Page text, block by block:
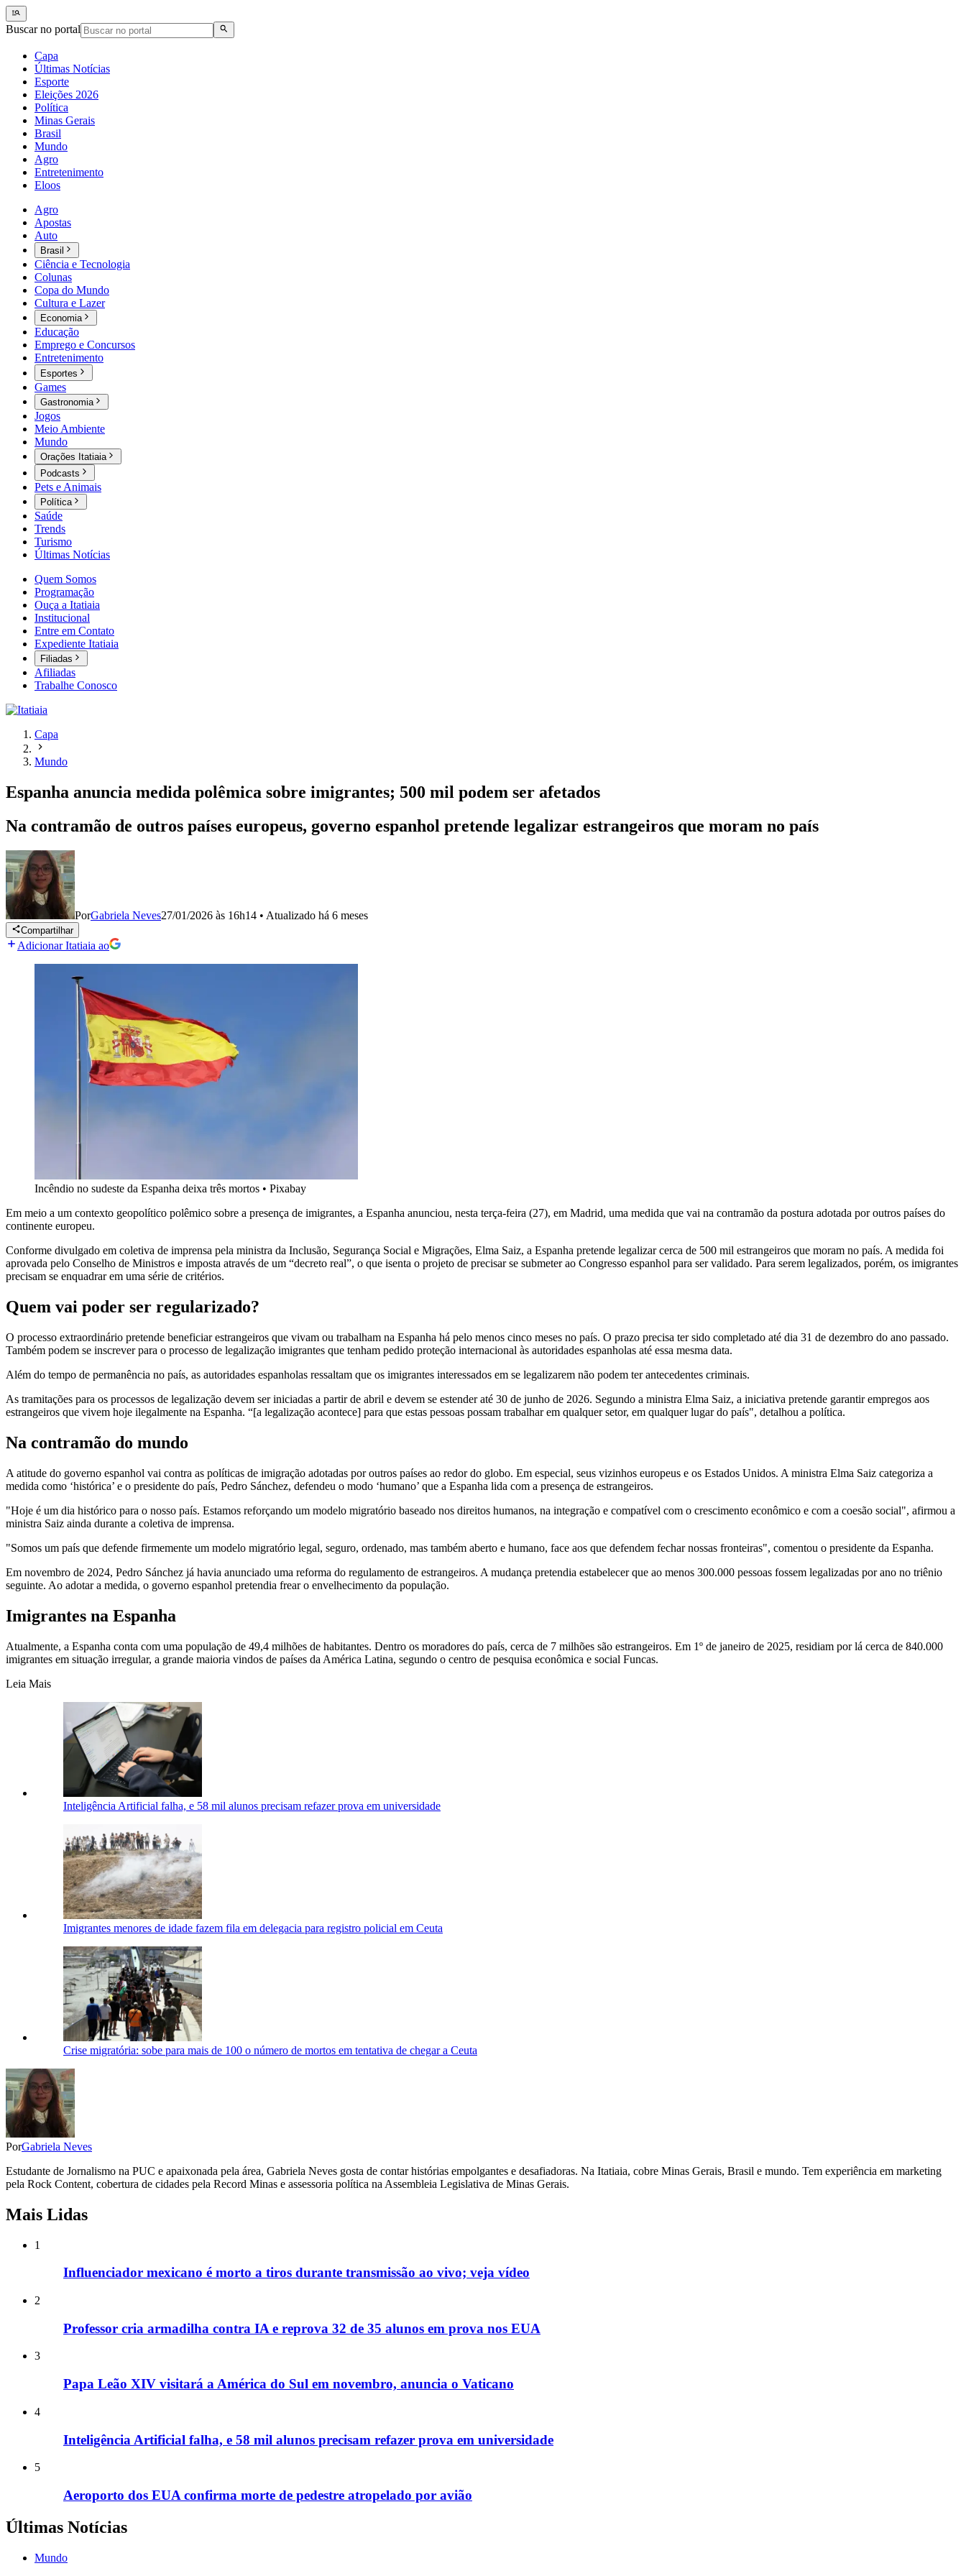
Buscar no portal
Capa
Últimas Notícias
Esporte
Eleições 2026
Política
Minas Gerais
Brasil
Mundo
Agro
Entretenimento
Eloos
Agro
Apostas
Auto
Brasil
Ciência e Tecnologia
Colunas
Copa do Mundo
Cultura e Lazer
Economia
Educação
Emprego e Concursos
Entretenimento
Esportes
Games
Gastronomia
Jogos
Meio Ambiente
Mundo
Orações Itatiaia
Podcasts
Pets e Animais
Política
Saúde
Trends
Turismo
Últimas Notícias
Quem Somos
Programação
Ouça a Itatiaia
Institucional
Entre em Contato
Expediente Itatiaia
Filiadas
Afiliadas
Trabalhe Conosco
Capa
Mundo
Espanha anuncia medida polêmica sobre imigrantes; 500 mil podem ser afetados
Na contramão de outros países europeus, governo espanhol pretende legalizar estrangeiros que moram no país
PorGabriela Neves27/01/2026 às 16h14 • Atualizado há 6 meses
Compartilhar
Adicionar Itatiaia ao
Incêndio no sudeste da Espanha deixa três mortos • Pixabay
Em meio a um contexto geopolítico polêmico sobre a presença de imigrantes, a Espanha anunciou, nesta terça-feira (27), em Madrid, uma medida que vai na contramão da postura adotada por outros países do
continente europeu.
Conforme divulgado em coletiva de imprensa pela ministra da Inclusão, Segurança Social e Migrações, Elma Saiz, a Espanha pretende legalizar cerca de 500 mil estrangeiros que moram no país. A medida foi
aprovada pelo Conselho de Ministros e imposta através de um “decreto real”, o que isenta o projeto de precisar se submeter ao Congresso espanhol para ser validado. Para serem legalizados, porém, os imigrantes
precisam se enquadrar em uma série de critérios.
Quem vai poder ser regularizado?
O processo extraordinário pretende beneficiar estrangeiros que vivam ou trabalham na Espanha há pelo menos cinco meses no país. O prazo precisa ter sido completado até dia 31 de dezembro do ano passado.
Também podem se inscrever para o processo de legalização imigrantes que tenham pedido proteção internacional às autoridades espanholas até essa mesma data.
Além do tempo de permanência no país, as autoridades espanholas ressaltam que os imigrantes interessados em se legalizarem não podem ter antecedentes criminais.
As tramitações para os processos de legalização devem ser iniciadas a partir de abril e devem se estender até 30 de junho de 2026. Segundo a ministra Elma Saiz, a iniciativa pretende garantir empregos aos
estrangeiros que vivem hoje ilegalmente na Espanha. “[a legalização acontece] para que estas pessoas possam trabalhar em qualquer setor, em qualquer lugar do país", detalhou a política.
Na contramão do mundo
A atitude do governo espanhol vai contra as políticas de imigração adotadas por outros países ao redor do globo. Em especial, seus vizinhos europeus e os Estados Unidos. A ministra Elma Saiz categoriza a
medida como ‘histórica’ e o presidente do país, Pedro Sánchez, defendeu o modo ‘humano’ que a Espanha lida com a presença de estrangeiros.
"Hoje é um dia histórico para o nosso país. Estamos reforçando um modelo migratório baseado nos direitos humanos, na integração e compatível com o crescimento econômico e com a coesão social", afirmou a
ministra Saiz ainda durante a coletiva de imprensa.
"Somos um país que defende firmemente um modelo migratório legal, seguro, ordenado, mas também aberto e humano, face aos que defendem fechar nossas fronteiras", comentou o presidente da Espanha.
Em novembro de 2024, Pedro Sánchez já havia anunciado uma reforma do regulamento de estrangeiros. A mudança pretendia estabelecer que ao menos 300.000 pessoas fossem legalizadas por ano no triênio
seguinte. Ao adotar a medida, o governo espanhol pretendia frear o envelhecimento da população.
Imigrantes na Espanha
Atualmente, a Espanha conta com uma população de 49,4 milhões de habitantes. Dentro os moradores do país, cerca de 7 milhões são estrangeiros. Em 1º de janeiro de 2025, residiam por lá cerca de 840.000
imigrantes em situação irregular, a grande maioria vindos de países da América Latina, segundo o centro de pesquisa econômica e social Funcas.
Leia Mais
Inteligência Artificial falha, e 58 mil alunos precisam refazer prova em universidade
Imigrantes menores de idade fazem fila em delegacia para registro policial em Ceuta
Crise migratória: sobe para mais de 100 o número de mortos em tentativa de chegar a Ceuta
PorGabriela Neves
Estudante de Jornalismo na PUC e apaixonada pela área, Gabriela Neves gosta de contar histórias empolgantes e desafiadoras. Na Itatiaia, cobre Minas Gerais, Brasil e mundo. Tem experiência em marketing
pela Rock Content, cobertura de cidades pela Record Minas e assessoria política na Assembleia Legislativa de Minas Gerais.
Mais Lidas
1
Influenciador mexicano é morto a tiros durante transmissão ao vivo; veja vídeo
2
Professor cria armadilha contra IA e reprova 32 de 35 alunos em prova nos EUA
3
Papa Leão XIV visitará a América do Sul em novembro, anuncia o Vaticano
4
Inteligência Artificial falha, e 58 mil alunos precisam refazer prova em universidade
5
Aeroporto dos EUA confirma morte de pedestre atropelado por avião
Últimas Notícias
Mundo